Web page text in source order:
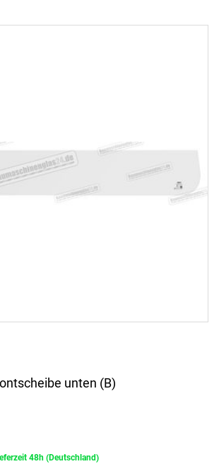
unten (B)
48h (Deutschland)